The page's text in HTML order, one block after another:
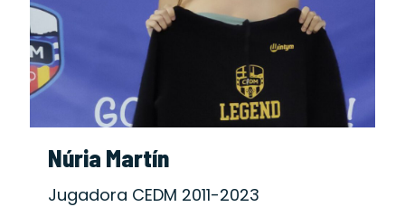
Núria Martín
Jugadora CEDM 2011-2023